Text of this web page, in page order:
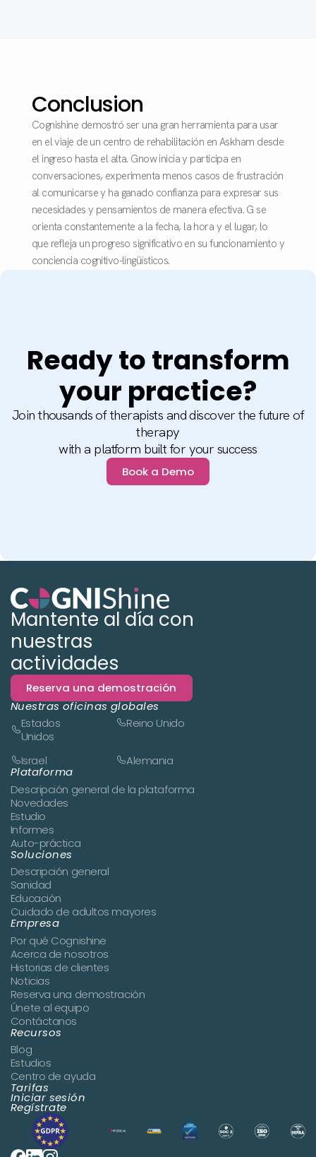
Conclusion
Cognishine demostró ser una gran herramienta para usar
en el viaje de un centro de rehabilitación en Askham desde
el ingreso hasta el alta. Gnow inicia y participa en
conversaciones, experimenta menos casos de frustración
al comunicarse y ha ganado confianza para expresar sus
necesidades y pensamientos de manera efectiva. G se
orienta constantemente a la fecha, la hora y el lugar, lo
que refleja un progreso significativo en su funcionamiento y
conciencia cognitivo-lingüísticos.
Ready to transform
your practice?
Join thousands of therapists and discover the future of
therapy
with a platform built for your success
Book a Demo
Mantente al día con
nuestras
actividades
Reserva una demostración
Nuestras oficinas globales
Estados
Unidos
Reino Unido
Israel Alemania
Plataforma
Descripción general de la plataforma
Novedades
Estudio
Informes
Auto-práctica
Soluciones
Descripción general
Sanidad
Educación
Cuidado de adultos mayores
Empresa
Por qué Cognishine
Acerca de nosotros
Historias de clientes
Noticias
Reserva una demostración
Únete al equipo
Contáctanos
Recursos
Blog
Estudios
Centro de ayuda
Tarifas
Iniciar sesión
Regístrate